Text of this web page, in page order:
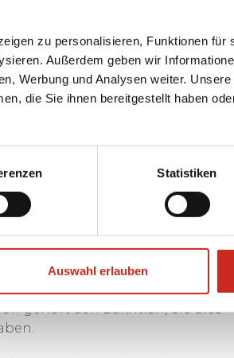
zu personalisieren, Funktionen für
Außerdem geben wir
Werbung und Analysen weiter.
die Sie ihnen bereitgestellt haben
Statistiken
Auswahl erlauben
Architektur, die Überreste des
ist dies auch ein Land mit einer
Nomadenvölker sind die
die Balutschen und die
Koohrang-Gebirge, unweit von
weiße Mäntel und sind daher
in der atemberaubenden
von einem
dem Ort, der seit Jahrzehnten
gehört den Bakhtiari, die dies